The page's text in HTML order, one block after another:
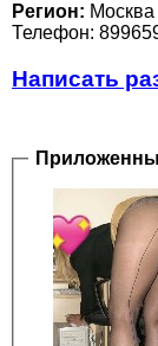
Регион: Москва
Телефон:
Написать